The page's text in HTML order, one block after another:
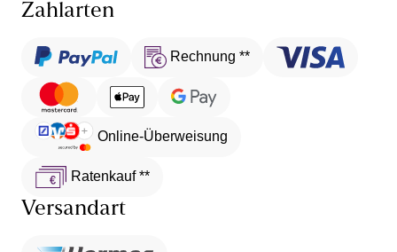
Zahlarten
Rechnung **
Online-Überweisung
Ratenkauf **
Versandart